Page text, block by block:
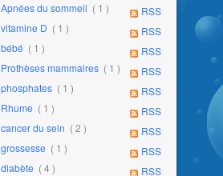
RSS
Apnées du sommeil ( 1 )
RSS
vitamine D ( 1 )
RSS
bébé ( 1 )
RSS
Prothèses mammaires ( 1 )
RSS
phosphates ( 1 )
RSS
Rhume ( 1 )
RSS
cancer du sein ( 2 )
RSS
grossesse ( 1 )
RSS
diabète ( 4 )